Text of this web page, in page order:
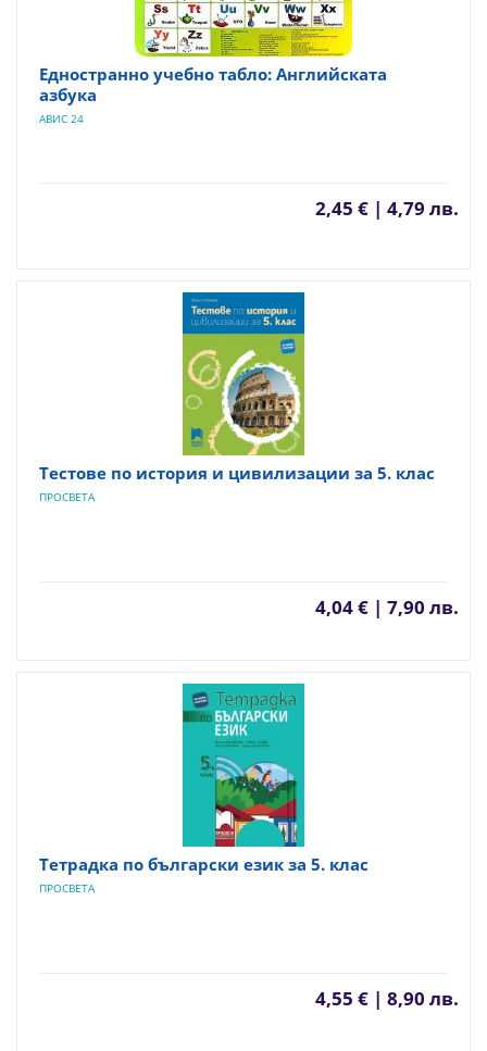
Едностранно учебно табло: Английската
азбука
АВИС 24
2,45 € | 4,79 лв.
Тестове по история и цивилизации за 5. клас
ПРОСВЕТА
4,04 € | 7,90 лв.
Тетрадка по български език за 5. клас
ПРОСВЕТА
4,55 € | 8,90 лв.